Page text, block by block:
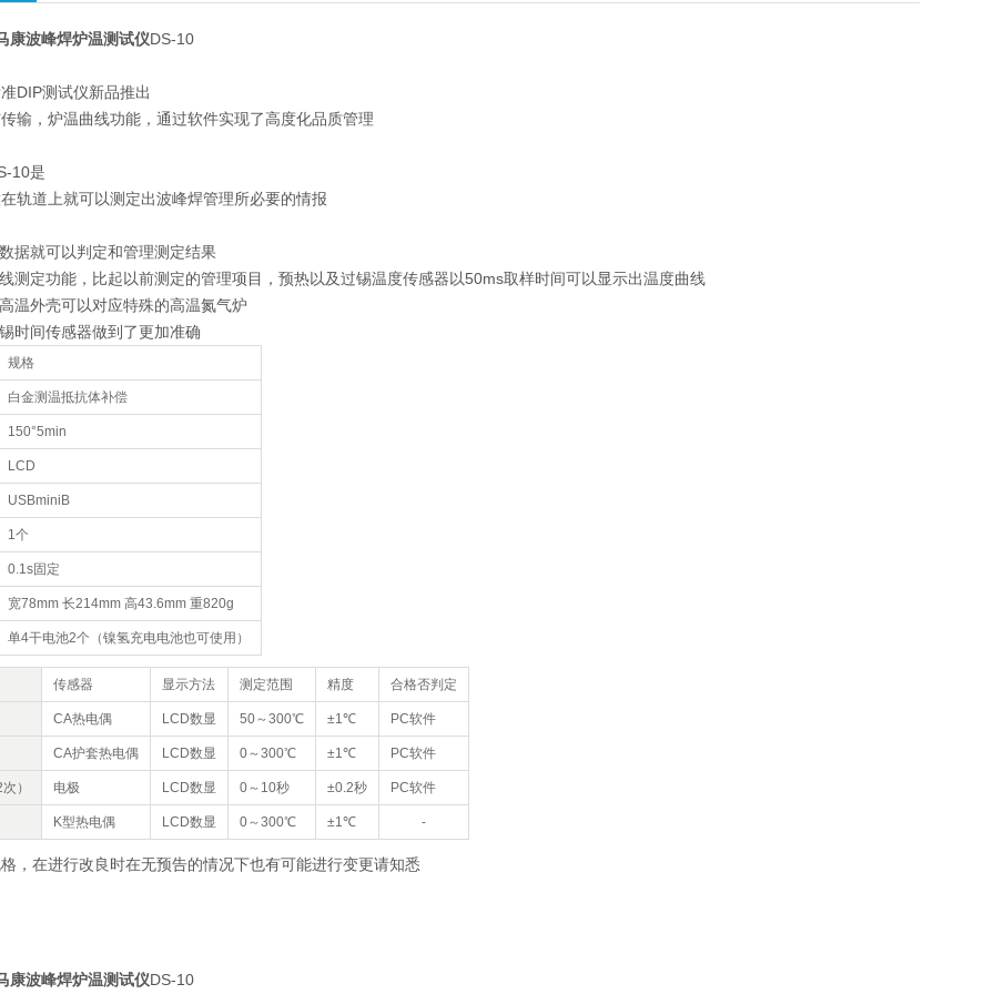
康波峰焊炉温测试仪DS-10
DIP测试仪新品推出
输，炉温曲线功能，通过软件实现了高度化品质管理
10是
轨道上就可以测定出波峰焊管理所必要的情报
据就可以判定和管理测定结果
测定功能，比起以前测定的管理项目，预热以及过锡温度传感器以50ms取样时间可以显示出温度曲线
温外壳可以对应特殊的高温氮气炉
时间传感器做到了更加准确
规格
白金测温抵抗体补偿
150°5min
LCD
USBminiB
1个
0.1s固定
宽78mm 长214mm 高43.6mm 重820g
单4干电池2个（镍氢充电电池也可使用）
传感器 显示方法 测定范围 精度 合格否判定
CA热电偶 LCD数显 50～300℃ ±1℃ PC软件
CA护套热电偶 LCD数显 0～300℃ ±1℃ PC软件
） 电极 LCD数显 0～10秒 ±0.2秒 PC软件
K型热电偶 LCD数显 0～300℃ ±1℃ ‐
在进行改良时在无预告的情况下也有可能进行变更请知悉
康波峰焊炉温测试仪DS-10